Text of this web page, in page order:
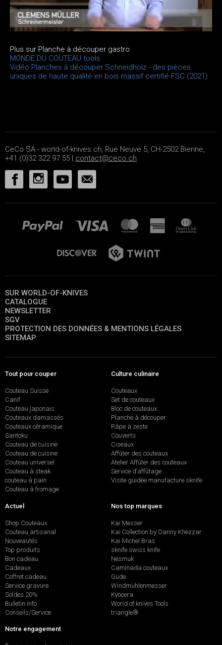
Plus sur Planche à découper gastro
MONDE DU COUTEAU tools
Vidéo Planches à découper Schneidholz - des pièces
uniques de haute qualité en bois massif certifié FSC (2021)
CeCo SA - world-of-knives.ch, Rue Neuve 5, CH-2502 Bienne,
+41 (0)32 322 97 55 | contact@ceco.ch
SUR WORLD-OF-KNIVES
CATALOGUE
NEWSLETTER
SGV
PROTECTION DES DONNÉES & MENTIONS LÉGALES
SITEMAP
Tout pour couper
Couteau Suisse
Canif
Couteau japonais
Couteaux damassés
Couteaux céramique
Santoku
Couteau de cuisine
Couteau de cuisine
Couteau universel
Couteau à steak
couteau à pain
Couteau à fromage
Culture culinaire
Couteaux
Set de couteaux
Bloc de couteaux
Planche à découper
Râpe à zeste
Couverts
Ciseaux
Affûter des couteaux
Atelier Affûter des couteaux
Service d’affûtage
Visite guidée manufacture sknife
Actuel
Shop Couteaux
Couteau artisanal
Nouveautés
Top produits
Bon cadeau
Cadeaux
Coffret cadeau
Service gravure
Soldes 20%
Bulletin info
Conseils/Service
Nos top marques
Kai Messer
Kai Collection by Danny Khezzar
Kai Michel Bras
sknife swiss knife
Nesmuk
Caminada couteaux
Güde
Windmühlenmesser
Kyocera
World of knives Tools
triangle®
Notre engagement